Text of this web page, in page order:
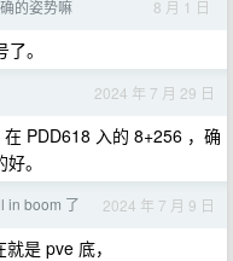
的姿势嘛
8 月 1 日
。
2024 年 7 月 29 日
PDD618 入的 8+256 ，确
。
in boom 了 2024 年 7 月 9 日
是 pve 底，